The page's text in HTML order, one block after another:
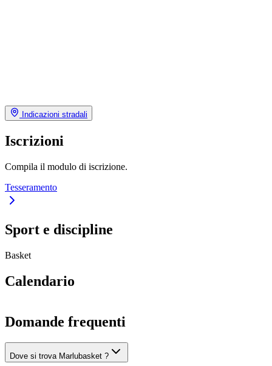
Indicazioni stradali
Iscrizioni
Compila il modulo di iscrizione.
Tesseramento
Sport e discipline
Basket
Calendario
Domande frequenti
Dove si trova Marlubasket ?